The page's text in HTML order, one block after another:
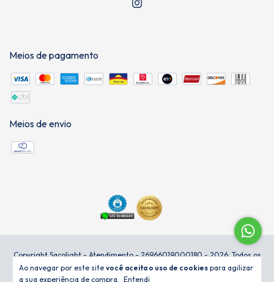
Ao navegar por este site você aceita o uso de cookies para agilizar
a sua experiência de compra. Entendi
Meios de pagamento
Meios de envio
Copyright Sacolight - Atendimento - 26966019000180 - 2026. Todos os
direitos reservados.